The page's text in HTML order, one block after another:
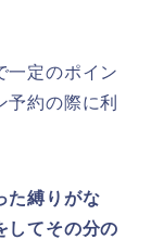
一定のポイン
予約の際に利
た縛りがな
してその分の